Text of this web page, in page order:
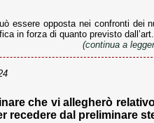
essere opposta nei confronti dei
in forza di quanto previsto
(continua a
che vi allegherò
recedere dal preliminare